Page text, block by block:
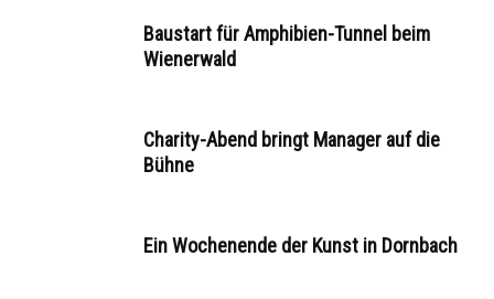
Baustart für Amphibien-Tunnel beim
Wienerwald
Charity-Abend bringt Manager auf die
Bühne
Ein Wochenende der Kunst in Dornbach